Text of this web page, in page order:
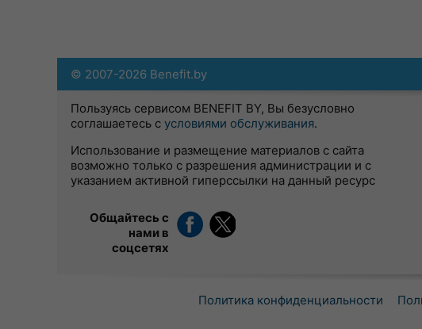
© 2007-2026 Benefit.by
Пользуясь сервисом BENEFIT BY, Вы безусловно
соглашаетесь с условиями обслуживания.
Использование и размещение материалов с сайта
возможно только с разрешения администрации и с
указанием активной гиперссылки на данный ресурс
Общайтесь с
нами в
соцсетях
Политика конфиденциальности